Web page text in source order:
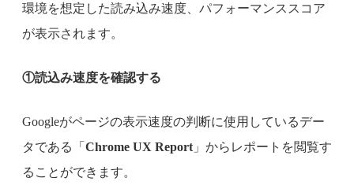
環境を想定した読み込み速度、パフォーマンススコア
が表示されます。
①読込み速度を確認する
Googleがページの表示速度の判断に使用しているデー
タである「 Chrome UX Report 」からレポートを閲覧す
ることができます。